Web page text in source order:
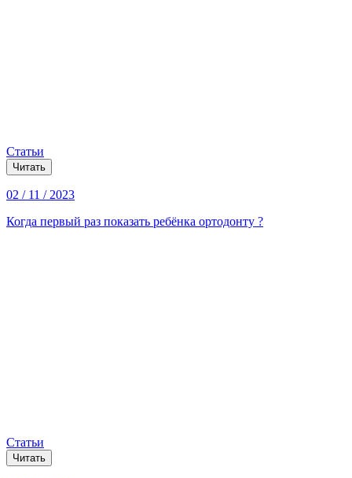
Статьи
Читать
02 / 11 / 2023
Когда первый раз показать ребёнка ортодонту ?
Статьи
Читать